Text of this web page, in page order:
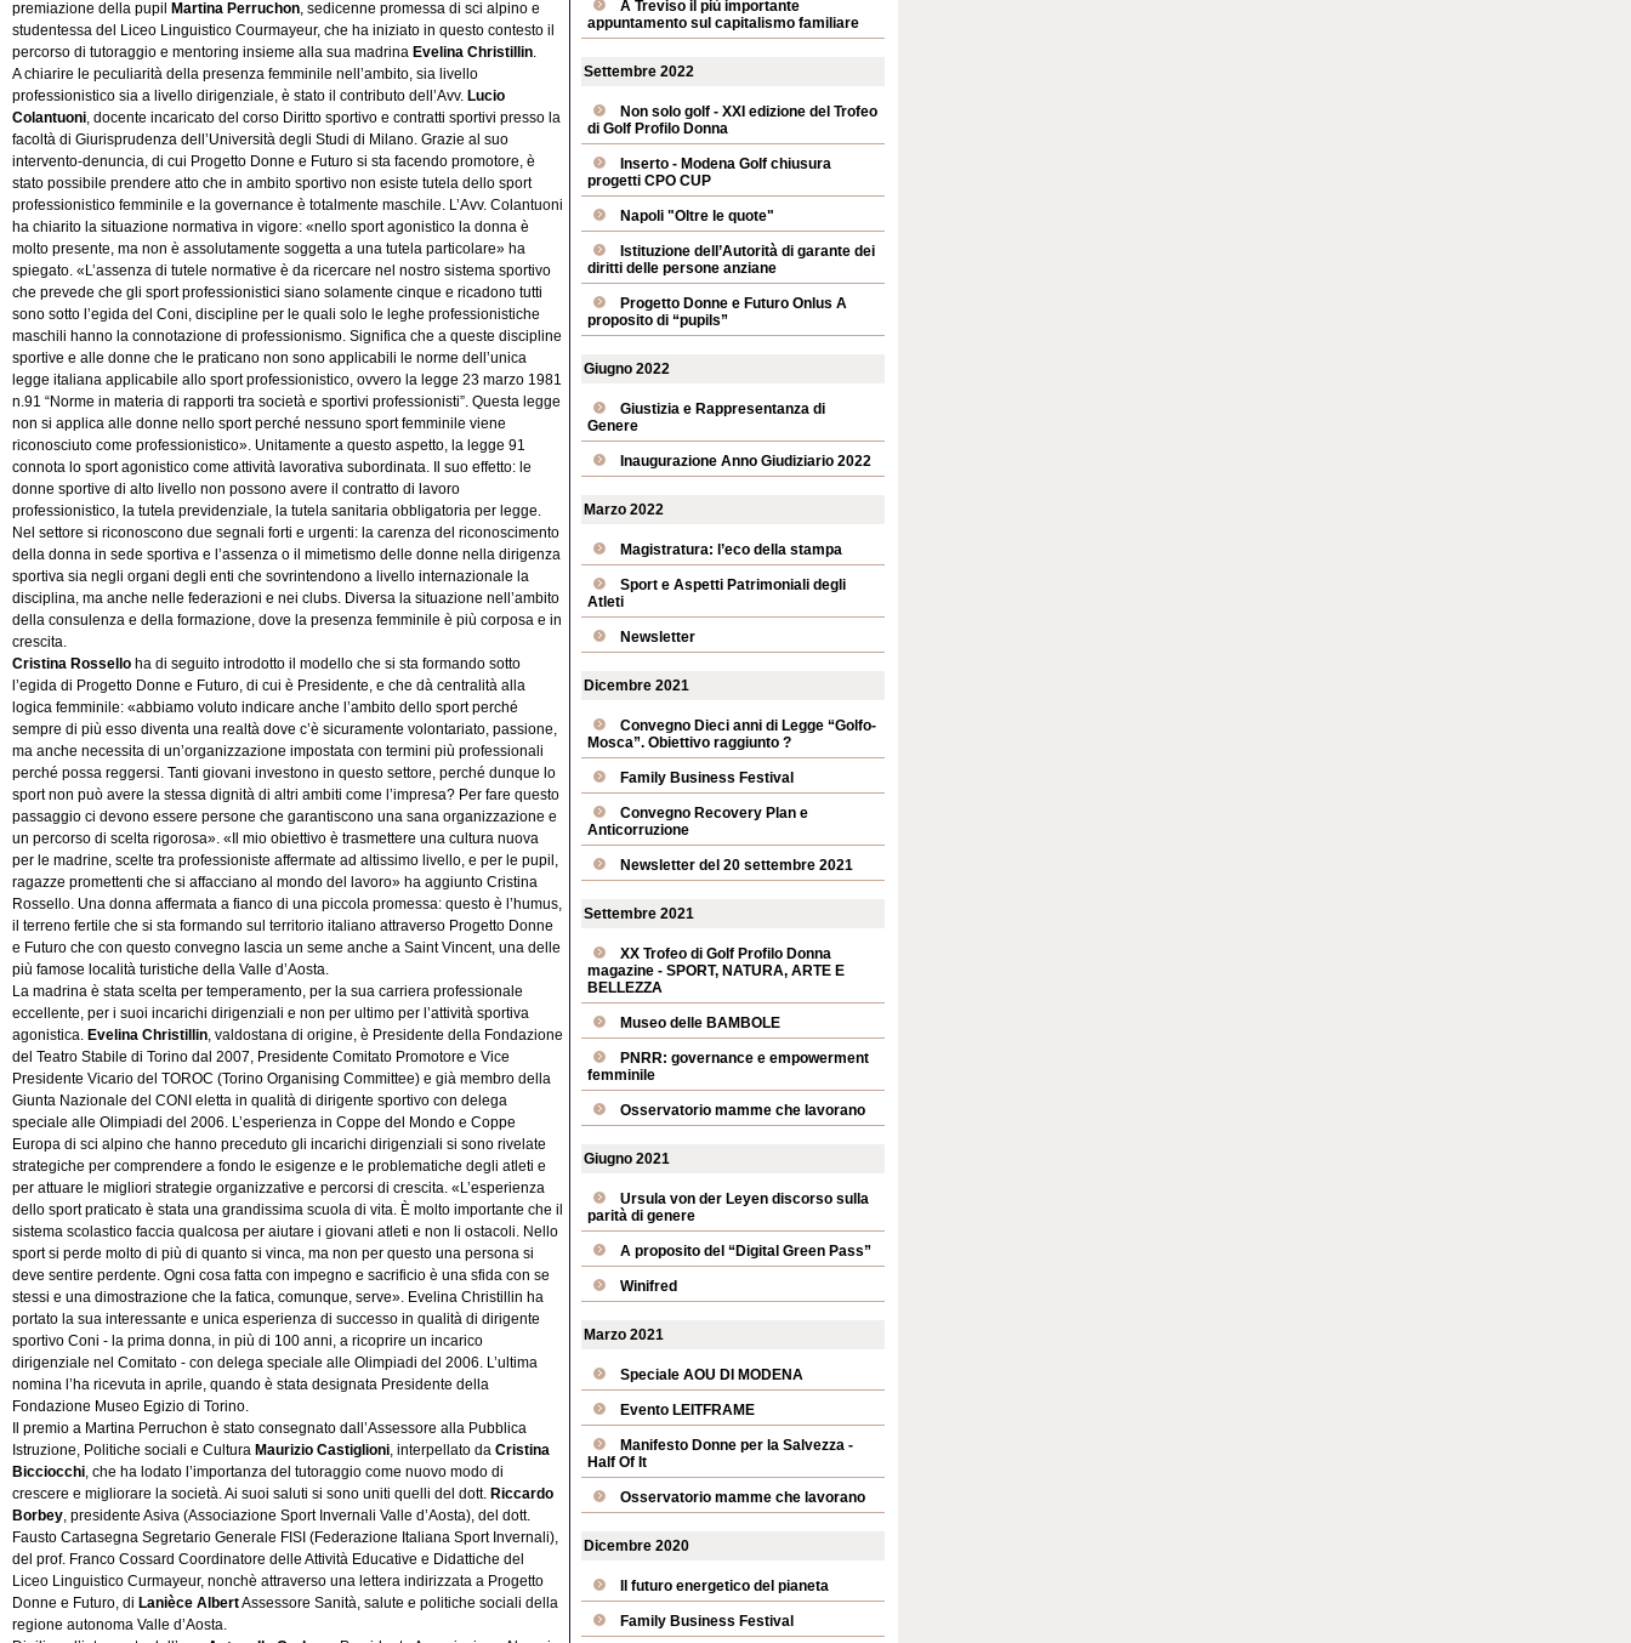
premiazione della pupil Martina Perruchon , sedicenne promessa di sci alpino e
studentessa del Liceo Linguistico Courmayeur, che ha iniziato in questo contesto il
percorso di tutoraggio e mentoring insieme alla sua madrina Evelina Christillin
A chiarire le peculiarità della presenza femminile nell’ambito, sia livello
professionistico sia a livello dirigenziale, è stato il contributo dell’Avv. Lucio
Colantuoni , docente incaricato del corso Diritto sportivo e contratti sportivi presso la
facoltà di Giurisprudenza dell’Università degli Studi di Milano. Grazie al suo
intervento-denuncia, di cui Progetto Donne e Futuro si sta facendo promotore, è
stato possibile prendere atto che in ambito sportivo non esiste tutela dello sport
professionistico femminile e la governance è totalmente maschile. L’Avv. Colantuoni
ha chiarito la situazione normativa in vigore: «nello sport agonistico la donna è
molto presente, ma non è assolutamente soggetta a una tutela particolare» ha
spiegato. «L’assenza di tutele normative è da ricercare nel nostro sistema sportivo
che prevede che gli sport professionistici siano solamente cinque e ricadono tutti
sono sotto l’egida del Coni, discipline per le quali solo le leghe professionistiche
maschili hanno la connotazione di professionismo. Significa che a queste discipline
sportive e alle donne che le praticano non sono applicabili le norme dell’unica
legge italiana applicabile allo sport professionistico, ovvero la legge 23 marzo 1981
n.91 “Norme in materia di rapporti tra società e sportivi professionisti”. Questa legge
non si applica alle donne nello sport perché nessuno sport femminile viene
riconosciuto come professionistico». Unitamente a questo aspetto, la legge 91
connota lo sport agonistico come attività lavorativa subordinata. Il suo effetto: le
donne sportive di alto livello non possono avere il contratto di lavoro
professionistico, la tutela previdenziale, la tutela sanitaria obbligatoria per legge.
Nel settore si riconoscono due segnali forti e urgenti: la carenza del riconoscimento
della donna in sede sportiva e l’assenza o il mimetismo delle donne nella dirigenza
sportiva sia negli organi degli enti che sovrintendono a livello internazionale la
disciplina, ma anche nelle federazioni e nei clubs. Diversa la situazione nell’ambito
della consulenza e della formazione, dove la presenza femminile è più corposa e in
crescita.
Cristina Rossello ha di seguito introdotto il modello che si sta formando sotto
l’egida di Progetto Donne e Futuro, di cui è Presidente, e che dà centralità alla
logica femminile: «abbiamo voluto indicare anche l’ambito dello sport perché
sempre di più esso diventa una realtà dove c’è sicuramente volontariato, passione,
ma anche necessita di un’organizzazione impostata con termini più professionali
perché possa reggersi. Tanti giovani investono in questo settore, perché dunque lo
sport non può avere la stessa dignità di altri ambiti come l’impresa? Per fare questo
passaggio ci devono essere persone che garantiscono una sana organizzazione e
un percorso di scelta rigorosa». «Il mio obiettivo è trasmettere una cultura nuova
per le madrine, scelte tra professioniste affermate ad altissimo livello, e per le pupil,
ragazze promettenti che si affacciano al mondo del lavoro» ha aggiunto Cristina
Rossello. Una donna affermata a fianco di una piccola promessa: questo è l’humus,
il terreno fertile che si sta formando sul territorio italiano attraverso Progetto Donne
e Futuro che con questo convegno lascia un seme anche a Saint Vincent, una delle
più famose località turistiche della Valle d’Aosta.
La madrina è stata scelta per temperamento, per la sua carriera professionale
eccellente, per i suoi incarichi dirigenziali e non per ultimo per l’attività sportiva
agonistica. Evelina Christillin , valdostana di origine, è Presidente della Fondazione
del Teatro Stabile di Torino dal 2007, Presidente Comitato Promotore e Vice
Presidente Vicario del TOROC (Torino Organising Committee) e già membro della
Giunta Nazionale del CONI eletta in qualità di dirigente sportivo con delega
speciale alle Olimpiadi del 2006. L’esperienza in Coppe del Mondo e Coppe
Europa di sci alpino che hanno preceduto gli incarichi dirigenziali si sono rivelate
strategiche per comprendere a fondo le esigenze e le problematiche degli atleti e
per attuare le migliori strategie organizzative e percorsi di crescita. «L’esperienza
dello sport praticato è stata una grandissima scuola di vita. È molto importante che il
sistema scolastico faccia qualcosa per aiutare i giovani atleti e non li ostacoli. Nello
sport si perde molto di più di quanto si vinca, ma non per questo una persona si
deve sentire perdente. Ogni cosa fatta con impegno e sacrificio è una sfida con se
stessi e una dimostrazione che la fatica, comunque, serve». Evelina Christillin ha
portato la sua interessante e unica esperienza di successo in qualità di dirigente
sportivo Coni - la prima donna, in più di 100 anni, a ricoprire un incarico
dirigenziale nel Comitato - con delega speciale alle Olimpiadi del 2006. L’ultima
nomina l’ha ricevuta in aprile, quando è stata designata Presidente della
Fondazione Museo Egizio di Torino.
Il premio a Martina Perruchon è stato consegnato dall’Assessore alla Pubblica
Istruzione, Politiche sociali e Cultura Maurizio Castiglioni , interpellato da Cristina
Bicciocchi , che ha lodato l’importanza del tutoraggio come nuovo modo di
crescere e migliorare la società. Ai suoi saluti si sono uniti quelli del dott. Riccardo
Borbey , presidente Asiva (Associazione Sport Invernali Valle d’Aosta), del dott.
Fausto Cartasegna Segretario Generale FISI (Federazione Italiana Sport Invernali),
del prof. Franco Cossard Coordinatore delle Attività Educative e Didattiche del
Liceo Linguistico Curmayeur, nonchè attraverso una lettera indirizzata a Progetto
Donne e Futuro, di Lanièce AlbertAssessore Sanità, salute e politiche sociali della
regione autonoma Valle d’Aosta.
A Treviso il più importante
appuntamento sul capitalismo familiare
Settembre 2022
Non solo golf - XXI edizione del Trofeo
di Golf Profilo Donna
Inserto - Modena Golf chiusura
progetti CPO CUP
Napoli "Oltre le quote"
Istituzione dell’Autorità di garante dei
diritti delle persone anziane
Progetto Donne e Futuro Onlus A
proposito di “pupils”
Giugno 2022
Giustizia e Rappresentanza di
Genere
Inaugurazione Anno Giudiziario 2022
Marzo 2022
Magistratura: l’eco della stampa
Sport e Aspetti Patrimoniali degli
Atleti
Newsletter
Dicembre 2021
Convegno Dieci anni di Legge “Golfo-
Mosca”. Obiettivo raggiunto ?
Family Business Festival
Convegno Recovery Plan e
Anticorruzione
Newsletter del 20 settembre 2021
Settembre 2021
XX Trofeo di Golf Profilo Donna
magazine - SPORT, NATURA, ARTE E
BELLEZZA
Museo delle BAMBOLE
PNRR: governance e empowerment
femminile
Osservatorio mamme che lavorano
Giugno 2021
Ursula von der Leyen discorso sulla
parità di genere
A proposito del “Digital Green Pass”
Winifred
Marzo 2021
Speciale AOU DI MODENA
Evento LEITFRAME
Manifesto Donne per la Salvezza -
Half Of It
Osservatorio mamme che lavorano
Dicembre 2020
Il futuro energetico del pianeta
Family Business Festival